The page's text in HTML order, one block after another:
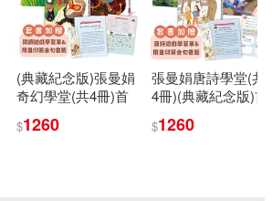
(典藏紀念版)張曼娟
奇幻學堂(共4冊)首
句書籤&導讀學習單
$1260
張曼娟唐詩學堂(共
4冊)(典藏紀念版)首
句書籤&導讀學習單
$1260